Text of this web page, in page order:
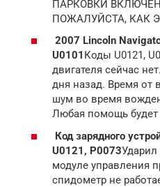
ПАРКОВКИ
ПОЖАЛУЙСТА, КАК
2007 Lincoln
U0101 Коды U0121,
двигателя сейчас
дня назад. Время от
шум во время
Любая помощь будет
Код зарядного
U0121, P0073
модуле управления
спидометр не